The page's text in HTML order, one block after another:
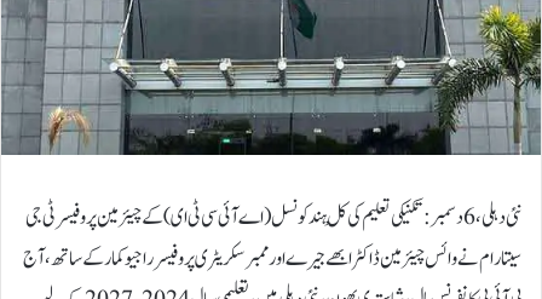
نئی دہلی، 6 دسمبر:تکنیکی تعلیم کی کْل ہند کونسل (اے آئی سی ٹی ای) کے چیئرمین پروفیسر ٹی جی
سیتارام نے وائس چیئرمین ڈاکٹر ابھے جیرے اور ممبر سکریٹری پروفیسر راجیو کمار کے ساتھ ،آج